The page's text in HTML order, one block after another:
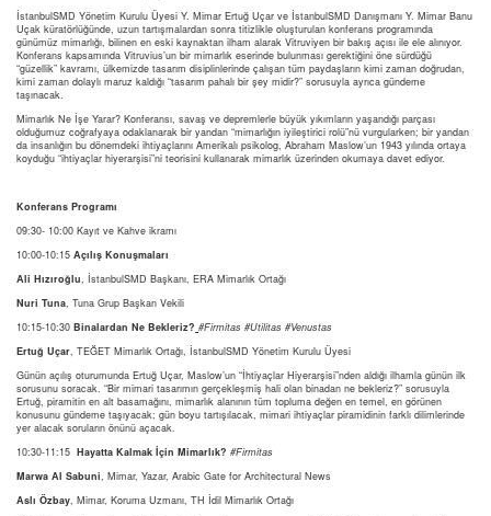
İstanbulSMD Yönetim Kurulu Üyesi Y. Mimar Ertuğ Uçar ve İstanbulSMD Danışmanı Y. Mimar Banu
Uçak küratörlüğünde, uzun tartışmalardan sonra titizlikle oluşturulan konferans programında
günümüz mimarlığı, bilinen en eski kaynaktan ilham alarak Vitruviyen bir bakış açısı ile ele alınıyor.
Konferans kapsamında Vitruvius’un bir mimarlık eserinde bulunması gerektiğini öne sürdüğü
“güzellik” kavramı, ülkemizde tasarım disiplinlerinde çalışan tüm paydaşların kimi zaman doğrudan,
kimi zaman dolaylı maruz kaldığı “tasarım pahalı bir şey midir?” sorusuyla ayrıca gündeme
taşınacak.
Mimarlık Ne İşe Yarar? Konferansı, savaş ve depremlerle büyük yıkımların yaşandığı parçası
olduğumuz coğrafyaya odaklanarak bir yandan “mimarlığın iyileştirici rolü”nü vurgularken; bir yandan
da insanlığın bu dönemdeki ihtiyaçlarını Amerikalı psikolog, Abraham Maslow’un 1943 yılında ortaya
koyduğu “ihtiyaçlar hiyerarşisi”ni teorisini kullanarak mimarlık üzerinden okumaya davet ediyor.
Konferans Programı
09:30- 10:00 Kayıt ve Kahve ikramı
10:00-10:15 Açılış Konuşmaları
Ali Hızıroğlu, İstanbulSMD Başkanı, ERA Mimarlık Ortağı
Nuri Tuna, Tuna Grup Başkan Vekili
10:15-10:30 Binalardan Ne Bekleriz? #Firmitas #Utilitas #Venustas
Ertuğ Uçar, TEĞET Mimarlık Ortağı, İstanbulSMD Yönetim Kurulu Üyesi
Günün açılış oturumunda Ertuğ Uçar, Maslow’un “İhtiyaçlar Hiyerarşisi”nden aldığı ilhamla günün ilk
sorusunu soracak. “Bir mimari tasarımın gerçekleşmiş hali olan binadan ne bekleriz?” sorusuyla
Ertuğ, piramitin en alt basamağını, mimarlık alanının tüm topluma değen en temel, en görünen
konusunu gündeme taşıyacak; gün boyu tartışılacak, mimari ihtiyaçlar piramidinin farklı dilimlerinde
yer alacak soruların önünü açacak.
10:30-11:15 Hayatta Kalmak İçin Mimarlık? #Firmitas
Marwa Al Sabuni, Mimar, Yazar, Arabic Gate for Architectural News
Aslı Özbay, Mimar, Koruma Uzmanı, TH İdil Mimarlık Ortağı